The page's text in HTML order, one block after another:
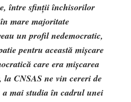
între sfinţii închisorilor
mare majoritate
un profil nedemocratic,
pentru această mişcare
care era mişcarea
CNSAS ne vin cereri de
a mai studia în cadrul unei